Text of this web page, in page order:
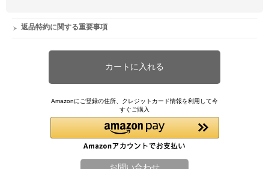
返品特約に関する重要事項
Amazonにご登録の住所、クレジットカード情報を利用して今
すぐご購入